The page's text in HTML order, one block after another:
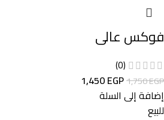
فوكس عالى
(0)
1,750EGP
1,450EGP
إضافة إلى السلة
للبيع